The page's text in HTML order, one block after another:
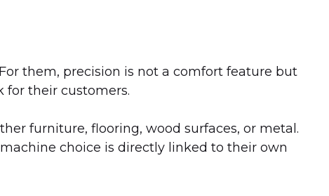
them, precision is not a comfort feature but
for their customers.
furniture, flooring, wood surfaces, or metal.
choice is directly linked to their own